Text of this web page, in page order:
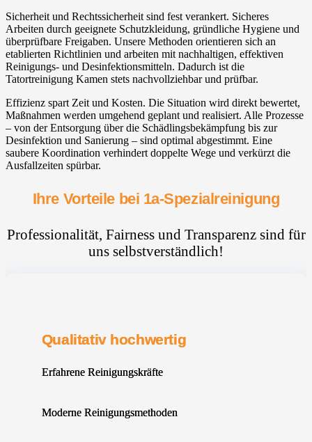
Sicherheit und Rechtssicherheit sind fest verankert. Sicheres
Arbeiten durch geeignete Schutzkleidung, gründliche Hygiene und
überprüfbare Freigaben. Unsere Methoden orientieren sich an
etablierten Richtlinien und arbeiten mit nachhaltigen, effektiven
Reinigungs- und Desinfektionsmitteln. Dadurch ist die
Tatortreinigung Kamen stets nachvollziehbar und prüfbar.
Effizienz spart Zeit und Kosten. Die Situation wird direkt bewertet,
Maßnahmen werden umgehend geplant und realisiert. Alle Prozesse
– von der Entsorgung über die Schädlingsbekämpfung bis zur
Desinfektion und Sanierung – sind optimal abgestimmt. Eine
saubere Koordination verhindert doppelte Wege und verkürzt die
Ausfallzeiten spürbar.
Ihre Vorteile bei 1a-Spezialreinigung
Professionalität, Fairness und Transparenz sind für
uns selbstverständlich!
Qualitativ hochwertig
Erfahrene Reinigungskräfte
Moderne Reinigungsmethoden